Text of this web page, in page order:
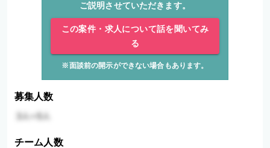
ご説明させていただきます。
この案件・求人について話を聞いてみ
る
※面談前の開示ができない場合もあります。
募集人数
チーム人数